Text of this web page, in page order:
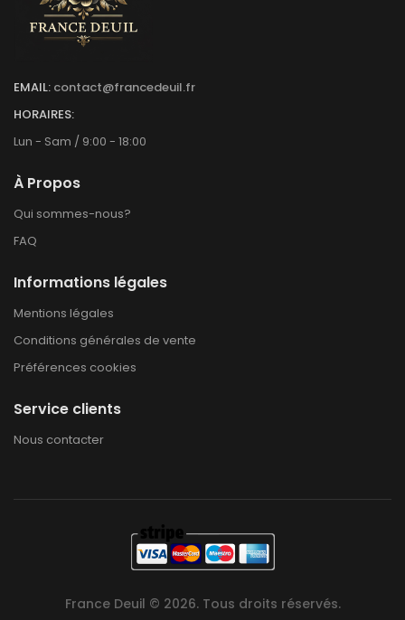
EMAIL: contact@francedeuil.fr
HORAIRES:
Lun - Sam / 9:00 - 18:00
À Propos
Qui sommes-nous?
FAQ
Informations légales
Mentions légales
Conditions générales de vente
Préférences cookies
Service clients
Nous contacter
France Deuil © 2026. Tous droits réservés.